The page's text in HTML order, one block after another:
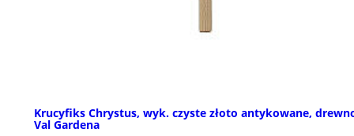
Krucyfiks Chrystus, wyk. czyste złoto antykowane,
Val Gardena